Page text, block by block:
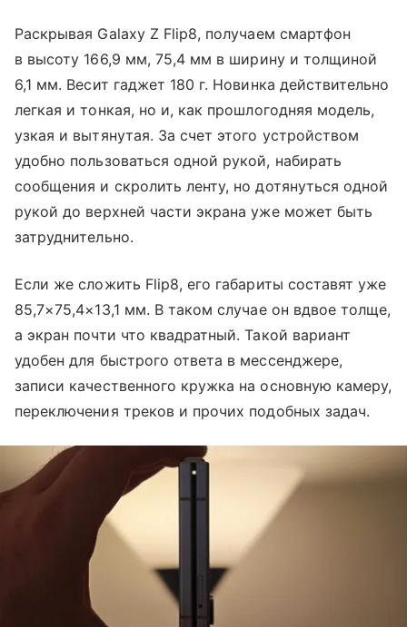
Раскрывая Galaxy Z Flip8, получаем смартфон
в высоту 166,9 мм, 75,4 мм в ширину и толщиной
6,1 мм. Весит гаджет 180 г. Новинка действительно
легкая и тонкая, но и, как прошлогодняя модель,
узкая и вытянутая. За счет этого устройством
удобно пользоваться одной рукой, набирать
сообщения и скролить ленту, но дотянуться одной
рукой до верхней части экрана уже может быть
затруднительно.
Если же сложить Flip8, его габариты составят уже
85,7×75,4×13,1 мм. В таком случае он вдвое толще,
а экран почти что квадратный. Такой вариант
удобен для быстрого ответа в мессенджере,
записи качественного кружка на основную камеру,
переключения треков и прочих подобных задач.